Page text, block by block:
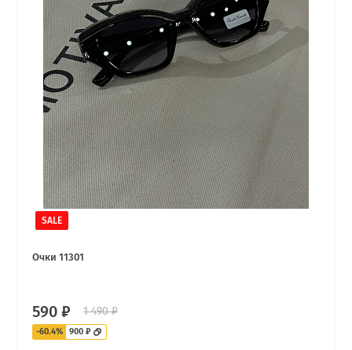
SALE
Очки 11301
590 ₽ 1 490 ₽
-60.4% 900 ₽